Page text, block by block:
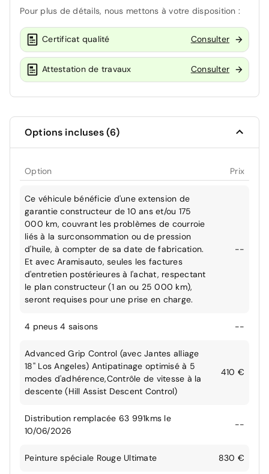
Pour plus de détails, nous mettons à votre disposition :
Certificat qualité Consulter
Attestation de travaux Consulter
Options incluses (6)
Option Prix
Ce véhicule bénéficie d'une extension de
garantie constructeur de 10 ans et/ou 175
000 km, couvrant les problèmes de courroie
liés à la surconsommation ou de pression
d'huile, à compter de sa date de fabrication.
Et avec Aramisauto, seules les factures
d'entretien postérieures à l'achat, respectant
le plan constructeur (1 an ou 25 000 km),
seront requises pour une prise en charge.
--
4 pneus 4 saisons --
Advanced Grip Control (avec Jantes alliage
18'' Los Angeles) Antipatinage optimisé à 5
modes d'adhérence,Contrôle de vitesse à la
descente (Hill Assist Descent Control)
410 €
Distribution remplacée 63 991kms le
10/06/2026
--
Peinture spéciale Rouge Ultimate 830 €